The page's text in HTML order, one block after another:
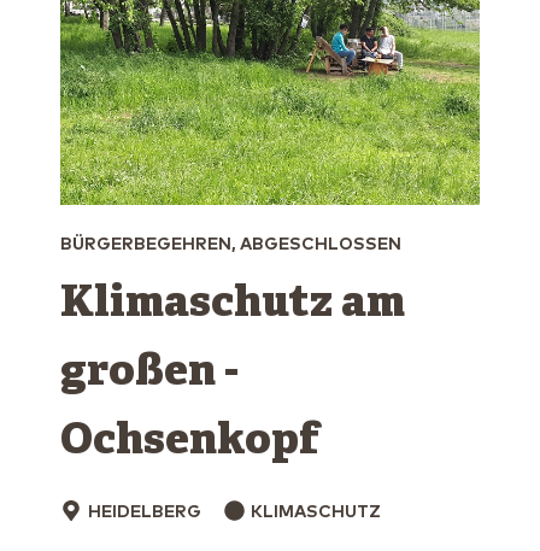
BÜRGERBEGEHREN, ABGESCHLOSSEN
Klimaschutz am
großen ­
Ochsenkopf
HEIDELBERG KLIMASCHUTZ